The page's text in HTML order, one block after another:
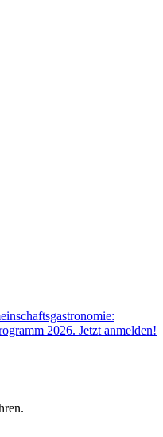
2026. Jetzt anmelden!